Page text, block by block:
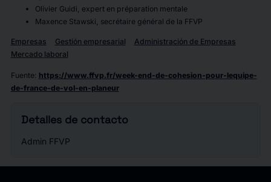
Olivier Guidi, expert en préparation mentale
Maxence Stawski, secrétaire général de la FFVP
Empresas Gestión empresarial
Administración de Empresas
Mercado laboral
Fuente: https://www.ffvp.fr/week-end-de-cohesion-pour-lequipe-
de-france-de-vol-en-planeur
Detalles de contacto
Admin FFVP